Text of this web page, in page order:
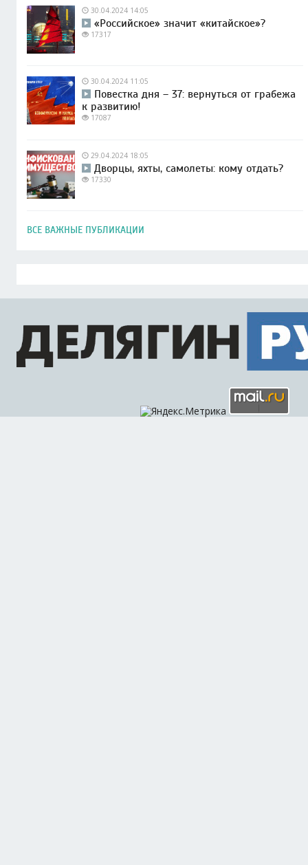
30.04.2024 14:05
«Российское» значит «китайское»?
17317
30.04.2024 11:05
Повестка дня – 37: вернуться от грабежа
к развитию!
17087
29.04.2024 18:05
Дворцы, яхты, самолеты: кому отдать?
17330
ВСЕ ВАЖНЫЕ ПУБЛИКАЦИИ